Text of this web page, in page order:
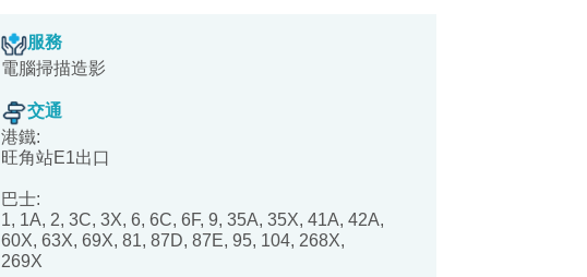
服務
電腦掃描造影
交通
港鐵:
旺角站E1出口
巴士:
1, 1A, 2, 3C, 3X, 6, 6C, 6F, 9, 35A, 35X, 41A, 42A,
60X, 63X, 69X, 81, 87D, 87E, 95, 104, 268X,
269X